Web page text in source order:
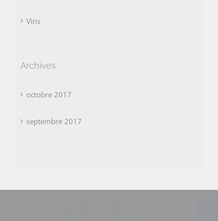
Vins
Archives
octobre 2017
septembre 2017